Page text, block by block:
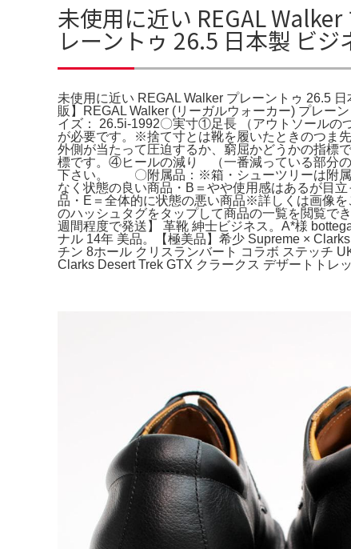
未使用に近い REGAL
レーントゥ 26.5 日本製 ビ
未使用に近い REGAL Walker プレーントゥ 26.5
販】REGAL Walker (リーガルウォーカー) プレー
イズ： 26.5i-1992〇実寸①足長 （アウトソールの
が必要です。※捨て寸とは靴を履いたときのつま
外側が当たって圧迫するか、窮屈かどうかの指
標です。④ヒールの減り （一番減っている部分の
下さい。 〇附属品：※箱・シューツリーは附属
なく状態の良い商品・B＝やや使用感はあるが目
品・E＝全体的に状態の悪い商品※詳しくは画像
のハッシュタグをタップして商品の一覧を閲覧で
週間程度で発送】 革靴 紳士ビジネス。A*様
ナル 14年 美品。【極美品】希少 Supreme ×
チン 8ホール クリスランバート コラボ ステッチ
Clarks Desert Trek GTX クラークス デザートトレ